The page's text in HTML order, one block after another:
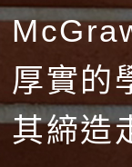
厚實的
其締造